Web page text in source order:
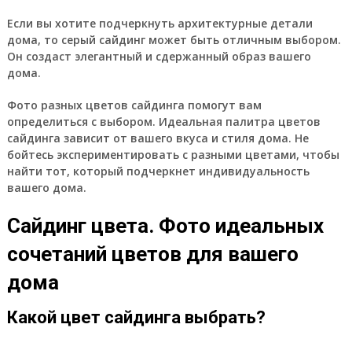
Если вы хотите подчеркнуть архитектурные детали
дома, то серый сайдинг может быть отличным выбором.
Он создаст элегантный и сдержанный образ вашего
дома.
Фото разных цветов сайдинга помогут вам
определиться с выбором. Идеальная палитра цветов
сайдинга зависит от вашего вкуса и стиля дома. Не
бойтесь экспериментировать с разными цветами, чтобы
найти тот, который подчеркнет индивидуальность
вашего дома.
Сайдинг цвета. Фото идеальных
сочетаний цветов для вашего
дома
Какой цвет сайдинга выбрать?